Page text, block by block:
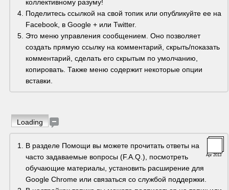
коллективному разуму!
Поделитесь ссылкой на свой топик или опубликуйте ее на
Facebook, в Google + или Twitter.
Это меню управления сообщением. Оно позволяет
создать прямую ссылку на комментарий, скрыть/показать
комментарий, сделать его скрытым по умолчанию,
копировать. Также меню содержит некоторые опции
вставки.
Loading
Apr 2013
В разделе Помощи вы можете прочитать ответы на
часто задаваемые вопросы (F.A.Q.), посмотреть
обучающие материалы, установить расширение для
Google Chrome или связаться со службой поддержки.